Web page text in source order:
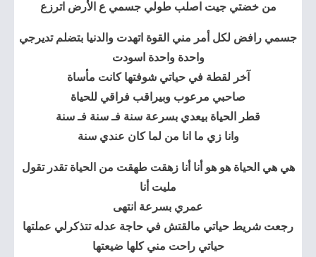
من خضتي جيت اصلب طولي جسمي ع الأرض اترزع
جسمي رافض لكل أمر مني القوة اتهدت والدنيا بتضلم تديرجي
واحدة واحدة اسودت
آخر لقطة في حياتي شوفتها كانت مأساة
صاحبي مرعوب وبيراقب فراقي للحياة
قطر الحياة بيعدي بسرعة سنة فـ سنة فـ سنة
وانا زي ما انا من لما كان عندي سنة
هي هي الحياة هو هو أنا أنا زهقت طهقت من الحياة تقدر تقول
مليت أنا
عمري بسرعة انتهى
رجعت شريط حياتي مالقتش في حاجة عدله تتذكرلي عملتها
حياتي راحت مني كلها ضيعتها